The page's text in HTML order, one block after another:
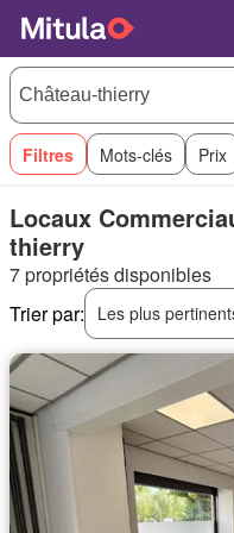
Filtres Mots-clés Prix
Locaux
thierry
7 propriétés disponibles
Trier par:
Les plus